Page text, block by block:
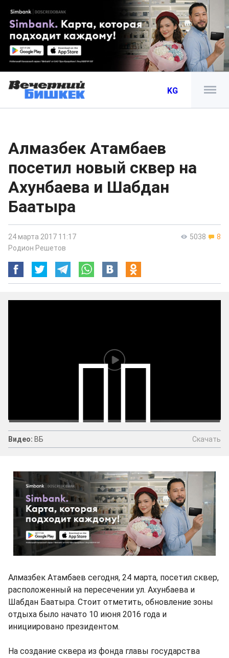
KG
Алмазбек Атамбаев
посетил новый сквер на
Ахунбаева и Шабдан
Баатыра
5038 8
24 марта 2017 11:17
Родион Решетов
Видео: ВБ Скачать
Алмазбек Атамбаев сегодня, 24 марта, посетил сквер,
расположенный на пересечении ул. Ахунбаева и
Шабдан Баатыра. Стоит отметить, обновление зоны
отдыха было начато 10 июня 2016 года и
инициировано президентом.
На создание сквера из фонда главы государства